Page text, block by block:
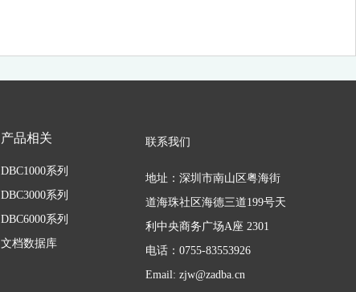
产品相关
DBC1000系列
DBC3000系列
DBC6000系列
文档数据库
联系我们
地址：深圳市南山区粤海街
道海珠社区海德三道199号天
利中央商务广场A座 2301
电话：0755-83553926
Email: zjw@zadba.cn